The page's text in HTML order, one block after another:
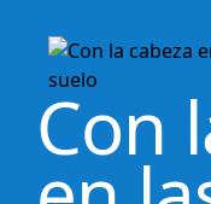
Con